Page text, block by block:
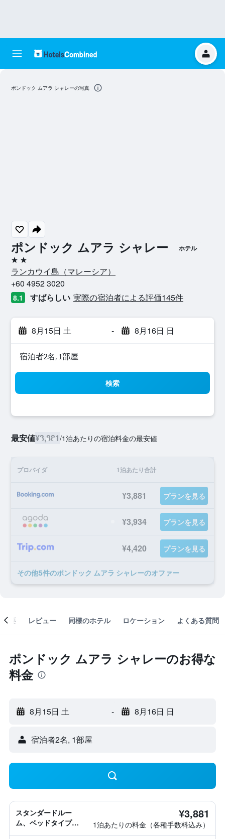
ポンドック ムアラ シャレー ホテル
2つ星
ランカウイ島​（マレーシア​）​
+60 4952 3020
8.1 すばらしい 実際の宿泊者による評価145​件
8月15日 土 - 8月16日 日
宿泊者2名, 1​部屋
検索
最安値¥3,881/1泊あたりの宿泊料金の最安値
プロバイダ 1泊あたり合計
¥3,881 プランを見る
¥3,934 プランを見る
¥4,420 プランを見る
​その他5​件のポンドック ムアラ シャレーのオファー
ポンドック ムアラ シャレーの写真
概要 レビュー 同様のホテル ロケーション よくある質問
ポンドック ムアラ シャレーのお得な
料金
8月15日 土 - 8月16日 日
宿泊者2名, 1​部屋
スタンダードルー
ム、ベッドタイプ情
¥3,881
1泊あたりの料金（各種手数料込み）